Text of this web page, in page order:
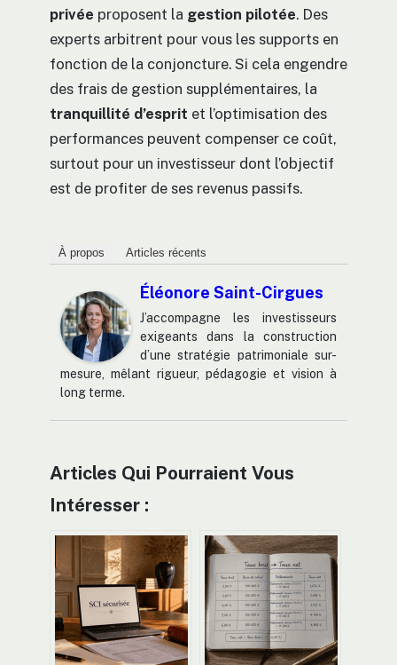
privée proposent la gestion pilotée. Des
experts arbitrent pour vous les supports en
fonction de la conjoncture. Si cela engendre
des frais de gestion supplémentaires, la
tranquillité d’esprit et l’optimisation des
performances peuvent compenser ce coût,
surtout pour un investisseur dont l’objectif
est de profiter de ses revenus passifs.
À propos Articles récents
Éléonore Saint-Cirgues
J’accompagne les investisseurs
exigeants dans la construction
d’une stratégie patrimoniale sur-
mesure, mêlant rigueur, pédagogie et vision à
long terme.
Articles Qui Pourraient Vous
Intéresser :